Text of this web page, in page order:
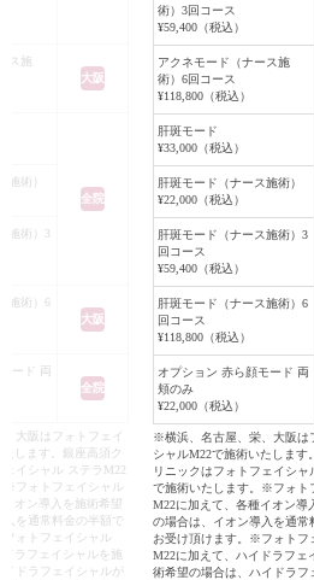
ス施
大阪
全院
施術）
施術）3
施術）6
大阪
ード 両
全院
大阪はフォトフェイ
します。銀座高須ク
イシャル ステラM22
※フォトフェイシャル
オン導入を施術希望
を通常料金の半額で
ォトフェイシャル
ラフェイシャルを施
ドラフェイシャルが
術）3回コース
¥59,400（税込）
アクネモード（ナース施
術）6回コース
¥118,800（税込）
肝斑モード
¥33,000（税込）
肝斑モード（ナース施術）
¥22,000（税込）
肝斑モード（ナース施術）3
回コース
¥59,400（税込）
肝斑モード（ナース施術）6
回コース
¥118,800（税込）
オプション 赤ら顔モード 両
頬のみ
¥22,000（税込）
※横浜、名古屋、栄、大阪は
シャルM22で施術いたします
リニックはフォトフェイシャ
で施術いたします。※フォト
M22に加えて、各種イオン導
の場合は、イオン導入を通常
お受け頂けます。※フォトフ
M22に加えて、ハイドラフェ
術希望の場合は、ハイドラフ